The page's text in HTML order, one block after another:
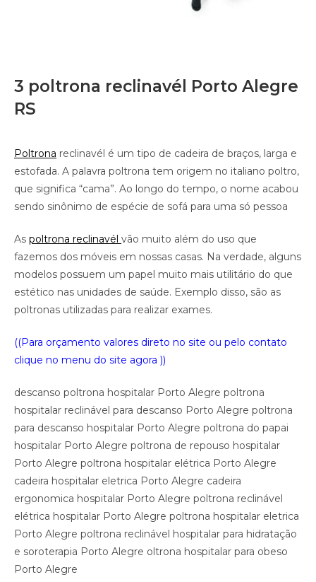
3 poltrona reclinavél Porto Alegre
RS
Poltrona reclinavél é um tipo de cadeira de braços, larga e
estofada. A palavra poltrona tem origem no italiano poltro,
que significa “cama”. Ao longo do tempo, o nome acabou
sendo sinônimo de espécie de sofá para uma só pessoa
As poltrona reclinavél vão muito além do uso que
fazemos dos móveis em nossas casas. Na verdade, alguns
modelos possuem um papel muito mais utilitário do que
estético nas unidades de saúde. Exemplo disso, são as
poltronas utilizadas para realizar exames.
((Para orçamento valores direto no site ou pelo contato
clique no menu do site agora ))
descanso poltrona hospitalar Porto Alegre poltrona
hospitalar reclinável para descanso Porto Alegre poltrona
para descanso hospitalar Porto Alegre poltrona do papai
hospitalar Porto Alegre poltrona de repouso hospitalar
Porto Alegre poltrona hospitalar elétrica Porto Alegre
cadeira hospitalar eletrica Porto Alegre cadeira
ergonomica hospitalar Porto Alegre poltrona reclinável
elétrica hospitalar Porto Alegre poltrona hospitalar eletrica
Porto Alegre poltrona reclinável hospitalar para hidratação
e soroterapia Porto Alegre oltrona hospitalar para obeso
Porto Alegre